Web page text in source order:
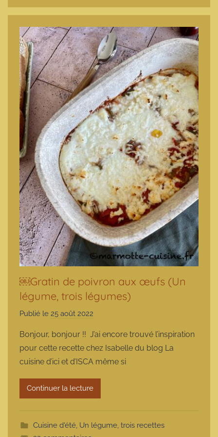
￼Gratin de poivron aux œufs (Un
légume, trois légumes)
Publié le 25 août 2022
r
m
a
r
t
Bonjour, bonjour !! J’ai encore trouvé l’inspiration
pour cette recette chez Isabelle du blog La
cuisine d’ici et d’ISCA même si
Continuer la lecture
Cuisine d'été, Un légume, trois recettes